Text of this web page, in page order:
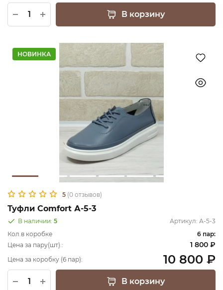
В корзину
НОВИНКА
5 (0 отзывов)
Туфли Comfort А-5-3
В наличии: 5 Артикул: А-5-3
Кол.в коробке
6 пар:
Цена за пару(шт).:
1 800 ₽
Цена за коробку (6 пар): 10 800 ₽
В корзину